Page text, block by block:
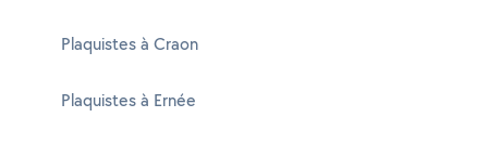
Plaquistes à Craon
Plaquistes à Ernée